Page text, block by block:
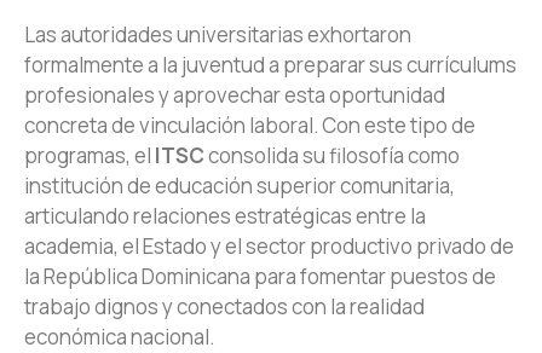
Las autoridades universitarias exhortaron
formalmente a la juventud a preparar sus currículums
profesionales y aprovechar esta oportunidad
concreta de vinculación laboral. Con este tipo de
programas, el ITSCconsolida su filosofía como
institución de educación superior comunitaria,
articulando relaciones estratégicas entre la
academia, el Estado y el sector productivo privado de
la República Dominicana para fomentar puestos de
trabajo dignos y conectados con la realidad
económica nacional.